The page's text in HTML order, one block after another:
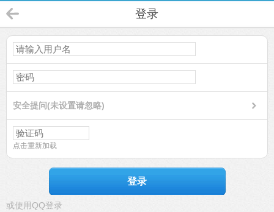
登录
安全提问(未设置请忽略)
点击重新加载
登录
或使用QQ登录